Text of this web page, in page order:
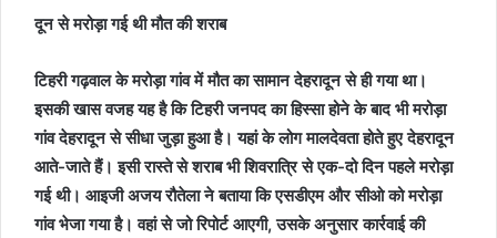
दून से मरोड़ा गई थी मौत की शराब
टिहरी गढ़वाल के मरोड़ा गांव में मौत का सामान देहरादून से ही गया था।
इसकी खास वजह यह है कि टिहरी जनपद का हिस्सा होने के बाद भी मरोड़ा
गांव देहरादून से सीधा जुड़ा हुआ है। यहां के लोग मालदेवता होते हुए देहरादून
आते-जाते हैं। इसी रास्ते से शराब भी शिवरात्रि से एक-दो दिन पहले मरोड़ा
गई थी। आइजी अजय रौतेला ने बताया कि एसडीएम और सीओ को मरोड़ा
गांव भेजा गया है। वहां से जो रिपोर्ट आएगी, उसके अनुसार कार्रवाई की